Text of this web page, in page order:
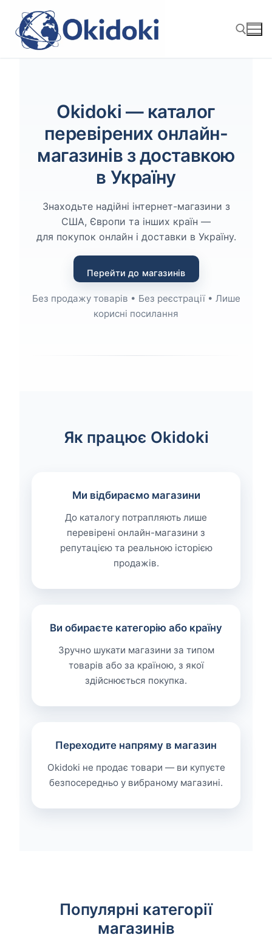
содержимому
Okidoki — каталог
перевірених онлайн-
магазинів з доставкою
в Україну
Знаходьте надійні інтернет-магазини з
США, Європи та інших країн —
для покупок онлайн і доставки в Україну.
Перейти до магазинів
Без продажу товарів • Без реєстрації • Лише
корисні посилання
Як працює Okidoki
Ми відбираємо магазини
До каталогу потрапляють лише
перевірені онлайн-магазини з
репутацією та реальною історією
продажів.
Ви обираєте категорію або країну
Зручно шукати магазини за типом
товарів або за країною, з якої
здійснюється покупка.
Переходите напряму в магазин
Okidoki не продає товари — ви купуєте
безпосередньо у вибраному магазині.
Популярні категорії
магазинів